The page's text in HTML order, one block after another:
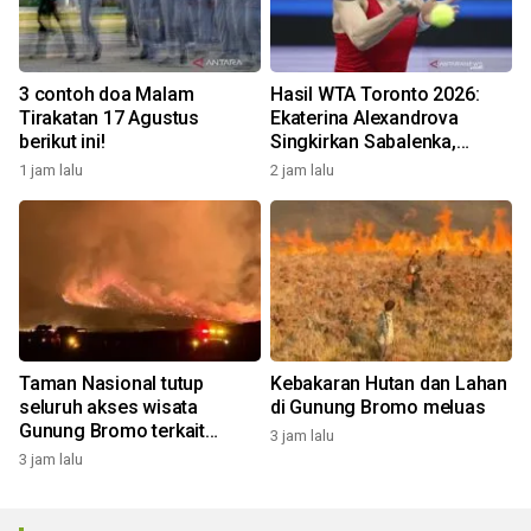
3 contoh doa Malam
Tirakatan 17 Agustus
berikut ini!
1 jam lalu
Hasil WTA Toronto 2026:
Ekaterina Alexandrova
Singkirkan Sabalenka,
Swiatek Segel Tiket
2 jam lalu
Taman Nasional tutup
seluruh akses wisata
Gunung Bromo terkait
kebakaran hutan dan lahan
3 jam lalu
Kebakaran Hutan dan Lahan
di Gunung Bromo meluas
3 jam lalu